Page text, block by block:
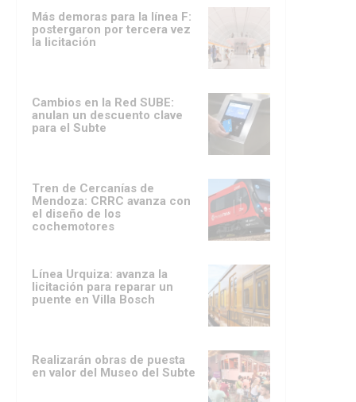
Más demoras para la línea F:
postergaron por tercera vez
la licitación
Cambios en la Red SUBE:
anulan un descuento clave
para el Subte
Tren de Cercanías de
Mendoza: CRRC avanza con
el diseño de los
cochemotores
Línea Urquiza: avanza la
licitación para reparar un
puente en Villa Bosch
Realizarán obras de puesta
en valor del Museo del Subte